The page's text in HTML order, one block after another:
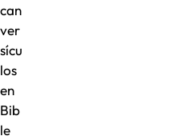
can
ver
sícu
los
en
Bib
le